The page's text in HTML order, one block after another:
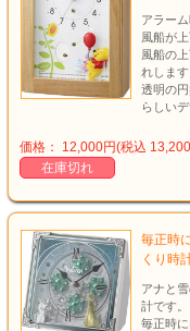
アラー
風船が
風船の
れします
透明の
らしい
価格： 12,000円(税込
在庫切れ
毎正時
くり時
アナと
計です。
毎正時